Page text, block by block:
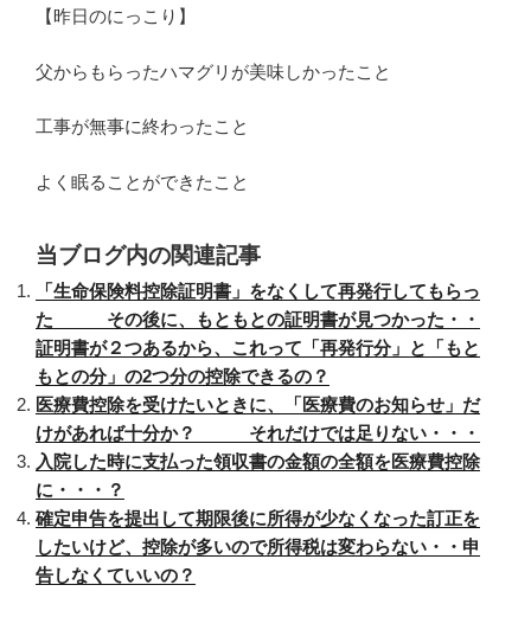
【昨日のにっこり】
父からもらったハマグリが美味しかったこと
工事が無事に終わったこと
よく眠ることができたこと
当ブログ内の関連記事
「生命保険料控除証明書」をなくして再発行してもらっ
た その後に、もともとの証明書が見つかった・・
証明書が２つあるから、これって「再発行分」と「もと
もとの分」の2つ分の控除できるの？
医療費控除を受けたいときに、「医療費のお知らせ」だ
けがあれば十分か？ それだけでは足りない・・・
入院した時に支払った領収書の金額の全額を医療費控除
に・・・？
確定申告を提出して期限後に所得が少なくなった訂正を
したいけど、控除が多いので所得税は変わらない・・申
告しなくていいの？